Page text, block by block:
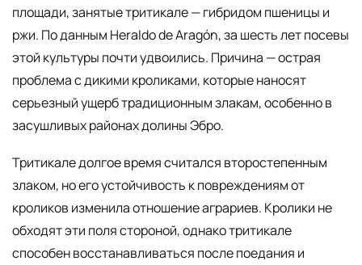
площади, занятые тритикале — гибридом пшеницы и
ржи. По данным Heraldo de Aragón, за шесть лет посевы
этой культуры почти удвоились. Причина — острая
проблема с дикими кроликами, которые наносят
серьезный ущерб традиционным злакам, особенно в
засушливых районах долины Эбро.
Тритикале долгое время считался второстепенным
злаком, но его устойчивость к повреждениям от
кроликов изменила отношение аграриев. Кролики не
обходят эти поля стороной, однако тритикале
способен восстанавливаться после поедания и